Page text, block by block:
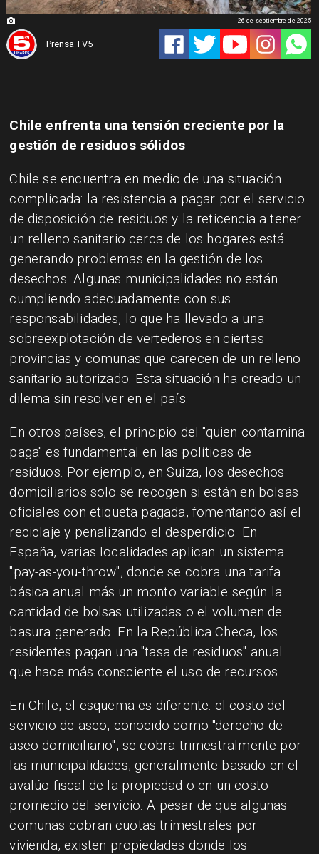
Prensa TV5
26 de septiembre de 2025
Chile enfrenta una tensión creciente por la
gestión de residuos sólidos
Chile se encuentra en medio de una situación
complicada: la resistencia a pagar por el servicio
de disposición de residuos y la reticencia a tener
un relleno sanitario cerca de los hogares está
generando problemas en la gestión de los
desechos. Algunas municipalidades no están
cumpliendo adecuadamente con sus
responsabilidades, lo que ha llevado a una
sobreexplotación de vertederos en ciertas
provincias y comunas que carecen de un relleno
sanitario autorizado. Esta situación ha creado un
dilema sin resolver en el país.
En otros países, el principio del "quien contamina
paga" es fundamental en las políticas de
residuos. Por ejemplo, en Suiza, los desechos
domiciliarios solo se recogen si están en bolsas
oficiales con etiqueta pagada, fomentando así el
reciclaje y penalizando el desperdicio. En
España, varias localidades aplican un sistema
"pay-as-you-throw", donde se cobra una tarifa
básica anual más un monto variable según la
cantidad de bolsas utilizadas o el volumen de
basura generado. En la República Checa, los
residentes pagan una "tasa de residuos" anual
que hace más consciente el uso de recursos.
En Chile, el esquema es diferente: el costo del
servicio de aseo, conocido como "derecho de
aseo domiciliario", se cobra trimestralmente por
las municipalidades, generalmente basado en el
avalúo fiscal de la propiedad o en un costo
promedio del servicio. A pesar de que algunas
comunas cobran cuotas trimestrales por
vivienda, existen propiedades donde los